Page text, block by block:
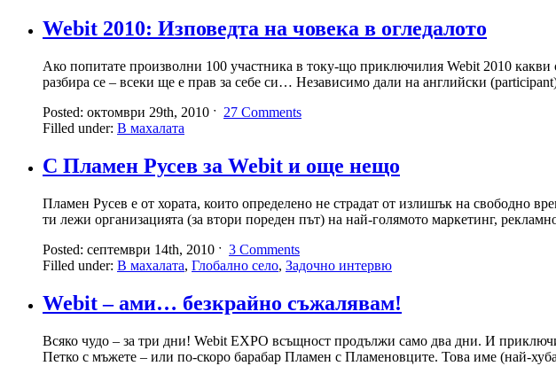
Webit 2010: Изповедта на човека в огледалото
Ако попитате произволни 100 участника в току-що приключилия Webit 2010
разбира се – всеки ще е прав за себе си… Независимо дали на английски
Posted: октомври 29th, 2010 ˑ 27 Comments
Filled under: В махалата
С Пламен Русев за Webit и още нещо
Пламен Русев е от хората, които определено не страдат от излишък на свободно
ти лежи организацията (за втори пореден път) на най-голямото маркетинг,
Posted: септември 14th, 2010 ˑ 3 Comments
Filled under: В махалата, Глобално село, Задочно интервю
Webit – ами… безкрайно съжалявам!
Всяко чудо – за три дни! Webit EXPO всъщност продължи само два дни. И
Петко с мъжете – или по-скоро барабар Пламен с Пламеновците. Това име (най-